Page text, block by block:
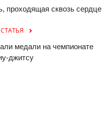
проходящая сквозь сердце
медали на чемпионате
джитсу